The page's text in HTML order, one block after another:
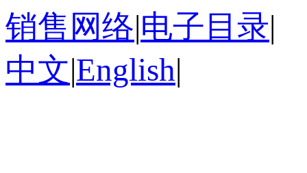
销售网络|电子目录|
中文|English|